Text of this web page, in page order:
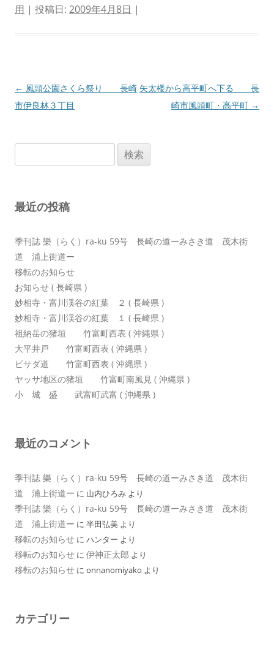
用 | 投稿日: 2009年4月8日 |
投
稿
ョ
← 風頭公園さくら祭り 長崎
市伊良林３丁目
矢太楼から高平町へ下る 長
崎市風頭町・高平町 →
索:
最近の投稿
季刊誌 樂（らく）ra-ku 59号 長崎の道ーみさき道 茂木街
道 浦上街道ー
移転のお知らせ
お知らせ ( 長崎県 )
妙相寺・富川渓谷の紅葉 ２ ( 長崎県 )
妙相寺・富川渓谷の紅葉 １ ( 長崎県 )
祖納岳の猪垣 竹富町西表 ( 沖縄県 )
大平井戸 竹富町西表 ( 沖縄県 )
ピサダ道 竹富町西表 ( 沖縄県 )
ヤッサ地区の猪垣 竹富町南風見 ( 沖縄県 )
小 城 盛 武富町武富 ( 沖縄県 )
最近のコメント
季刊誌 樂（らく）ra-ku 59号 長崎の道ーみさき道 茂木街
道 浦上街道ー に 山内ひろみ より
季刊誌 樂（らく）ra-ku 59号 長崎の道ーみさき道 茂木街
道 浦上街道ー に 半田弘美 より
移転のお知らせ に ハンター より
移転のお知らせ に 伊神正太郎 より
移転のお知らせ に onnanomiyako より
カテゴリー